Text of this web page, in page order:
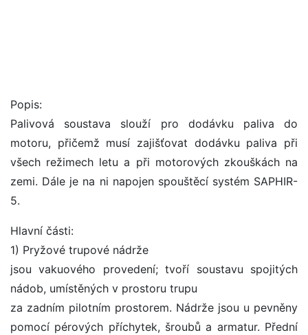
Popis:
Palivová soustava slouží pro dodávku paliva do
motoru, přičemž musí zajišťovat dodávku paliva při
všech režimech letu a při motorových zkouškách na
zemi. Dále je na ni napojen spouštěcí systém SAPHIR-
5.
Hlavní části:
1) Pryžové trupové nádrže
jsou vakuového provedení; tvoří soustavu spojitých
nádob, umístěných v prostoru trupu
za zadním pilotním prostorem. Nádrže jsou u pevněny
pomocí pérových příchytek, šroubů a armatur. Přední